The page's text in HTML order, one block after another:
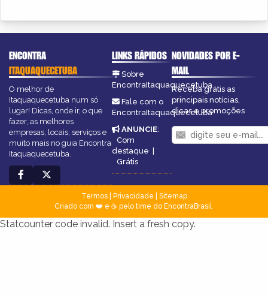
ENCONTRA
ITAQUAQUECETUBA
O melhor de
Itaquaquecetuba num só
lugar! Dicas, onde ir, o que
fazer, as melhores
empresas, locais, serviços e
muito mais no guia Encontra
Itaquaquecetuba.
LINKS RÁPIDOS
Sobre
EncontraItaquaquecetuba
Fale com o
EncontraItaquaquecetuba
ANUNCIE:
Com
destaque |
Grátis
NOVIDADES POR E-
MAIL
Receba grátis as
principais notícias,
dicas e promoções
Termos| Privacidade
Sitemap
Criado com ❤️ e ☕ pelo time do EncontraBrasil
Statcounter code invalid. Insert a fresh copy.